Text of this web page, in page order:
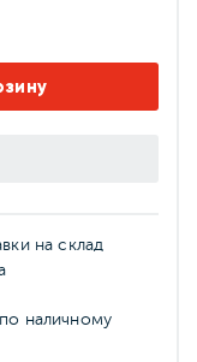
на склад
наличному